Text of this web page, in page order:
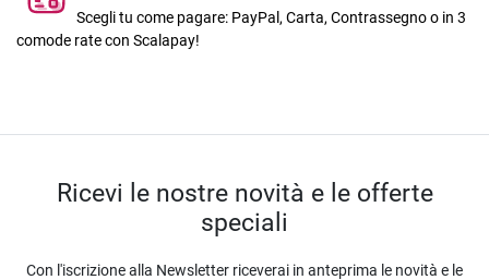
Scegli tu come pagare: PayPal, Carta, Contrassegno o in 3
comode rate con Scalapay!
Ricevi le nostre novità e le offerte
speciali
Con l'iscrizione alla Newsletter riceverai in anteprima le novità e le